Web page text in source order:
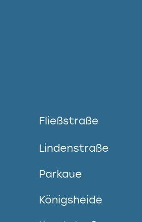
Fließstraße
Lindenstraße
Parkaue
Königsheide